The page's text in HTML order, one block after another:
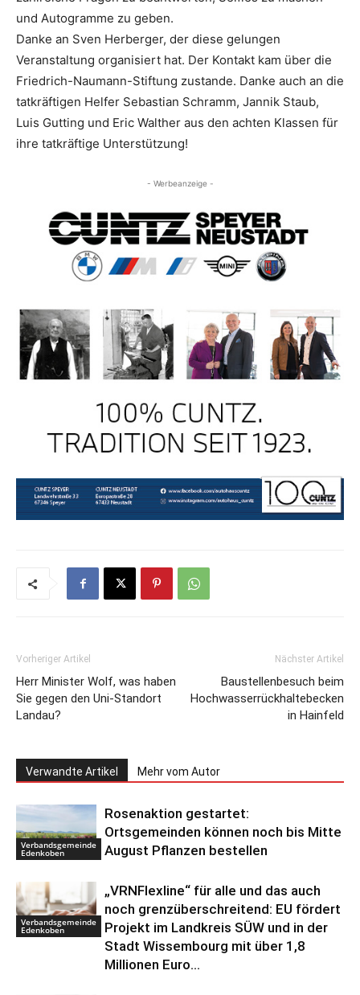
und Autogramme zu geben.
Danke an Sven Herberger, der diese gelungen
Veranstaltung organisiert hat. Der Kontakt kam über die
Friedrich-Naumann-Stiftung zustande. Danke auch an die
tatkräftigen Helfer Sebastian Schramm, Jannik Staub,
Luis Gutting und Eric Walther aus den achten Klassen für
ihre tatkräftige Unterstützung!
- Werbeanzeige -
Vorheriger Artikel
Herr Minister Wolf, was haben
Sie gegen den Uni-Standort
Landau?
Nächster Artikel
Baustellenbesuch beim
Hochwasserrückhaltebecken
in Hainfeld
Verwandte Artikel Mehr vom Autor
Verbandsgemeinde
Edenkoben
Rosenaktion gestartet:
Ortsgemeinden können noch bis Mitte
August Pflanzen bestellen
Verbandsgemeinde
Edenkoben
„VRNFlexline“ für alle und das auch
noch grenzüberschreitend: EU fördert
Projekt im Landkreis SÜW und in der
Stadt Wissembourg mit über 1,8
Millionen Euro...